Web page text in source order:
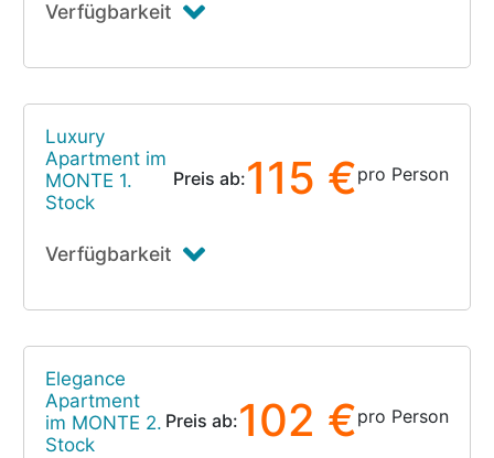
Verfügbarkeit
Luxury
Apartment im
MONTE 1.
Stock
Preis ab:115 €pro Person
Verfügbarkeit
Elegance
Apartment
im MONTE 2.
Stock
Preis ab:102 €pro Person